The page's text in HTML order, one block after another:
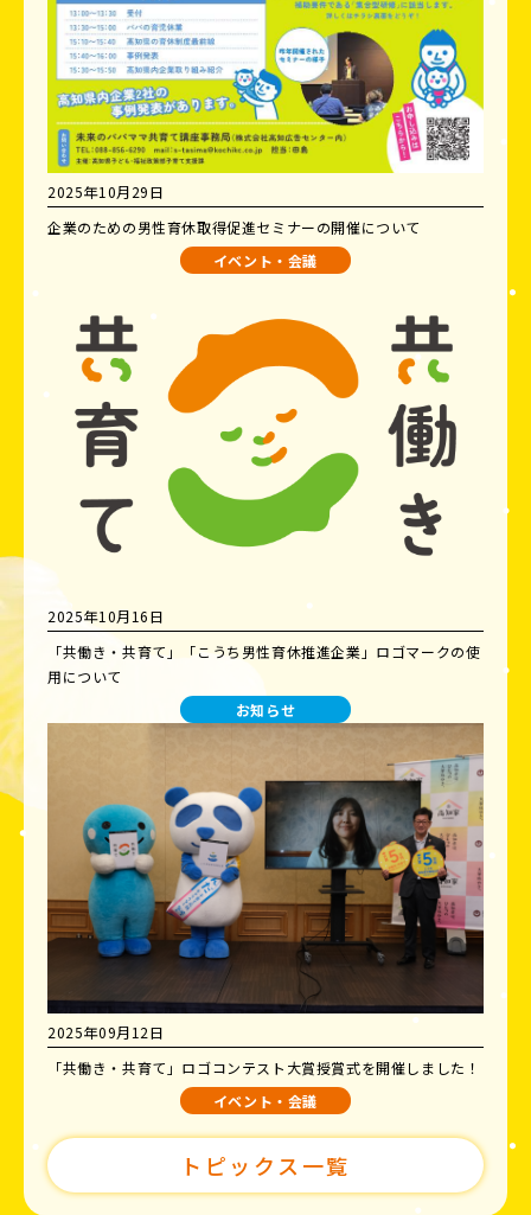
2025年10月29日
企業のための男性育休取得促進セミナーの開催について
イベント・会議
2025年10月16日
「共働き・共育て」「こうち男性育休推進企業」ロゴマークの使
用について
お知らせ
2025年09月12日
「共働き・共育て」ロゴコンテスト大賞授賞式を開催しました！
イベント・会議
トピックス一覧